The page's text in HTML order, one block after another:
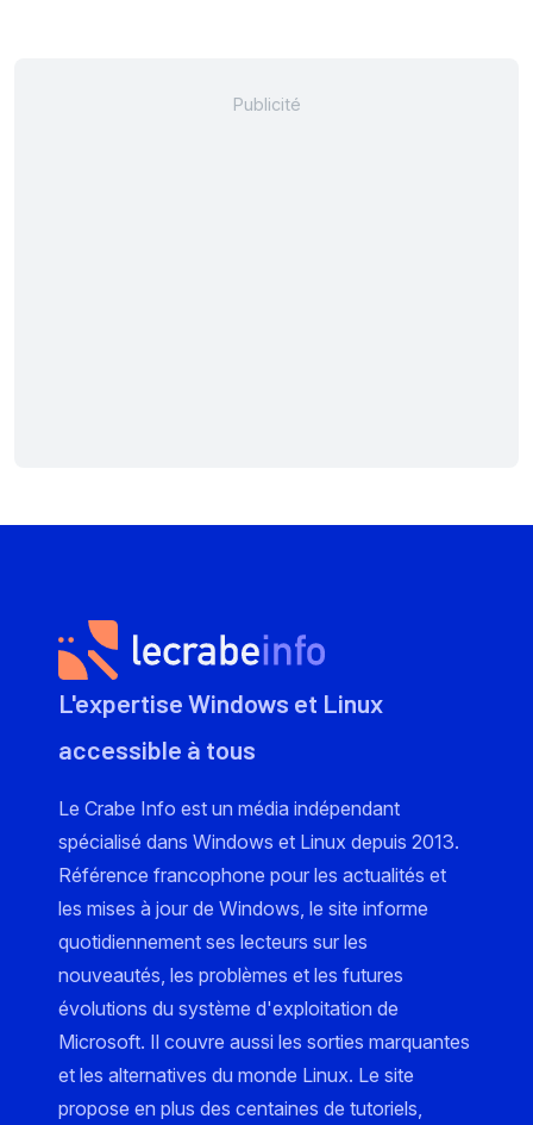
L'expertise Windows et Linux
accessible à tous
Le Crabe Info est un média indépendant
spécialisé dans Windows et Linux depuis 2013.
Référence francophone pour les actualités et
les mises à jour de Windows, le site informe
quotidiennement ses lecteurs sur les
nouveautés, les problèmes et les futures
évolutions du système d'exploitation de
Microsoft. Il couvre aussi les sorties marquantes
et les alternatives du monde Linux. Le site
propose en plus des centaines de tutoriels,